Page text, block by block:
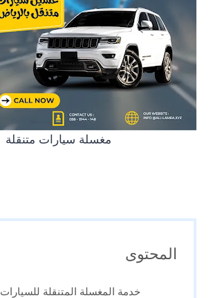
مغسلة سيارات متنقلة
المحتوى
خدمة المغسلة المتنقلة للسيارات